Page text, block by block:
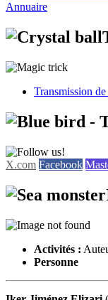
Annuaire
Transmission de
X.com Facebook
Activités :
Personne